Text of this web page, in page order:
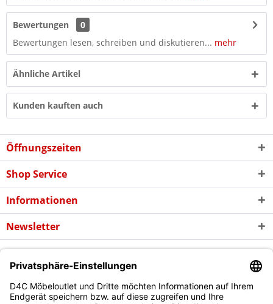
Bewertungen
0
Bewertungen lesen, schreiben und diskutieren... mehr
Ähnliche Artikel
Kunden kauften auch
Öffnungszeiten
Shop Service
Informationen
Newsletter
* Alle Preise inkl. gesetzl. Mehrwertsteuer zzgl. evtl.
und
ggf. Nachnahmegebühren, wenn nicht anders beschrieben
Copyright © d4c Möbel Outlet - Alle Rechte vorbehalten